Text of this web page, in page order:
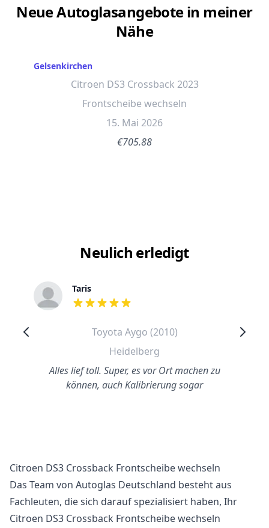
Neue Autoglasangebote in meiner
Nähe
Gelsenkirchen
Citroen DS3 Crossback 2023
Frontscheibe wechseln
15. Mai 2026
€705.88
Neulich erledigt
Taris
out of 5 stars
Toyota Aygo (2010)
Heidelberg
Alles lief toll. Super, es vor Ort machen zu
können, auch Kalibrierung sogar
Citroen DS3 Crossback Frontscheibe wechseln
Das Team von Autoglas Deutschland besteht aus
Fachleuten, die sich darauf spezialisiert haben, Ihr
Citroen DS3 Crossback Frontscheibe wechseln